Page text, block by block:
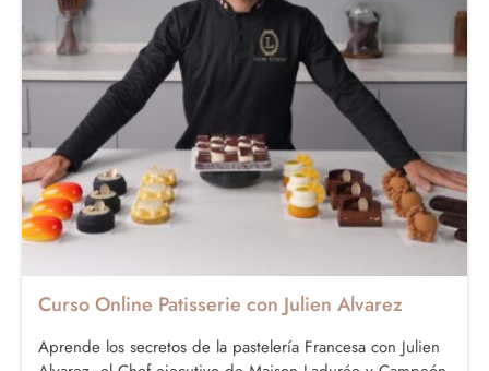
Curso Online Patisserie con Julien Alvarez
Aprende los secretos de la pastelería Francesa con Julien